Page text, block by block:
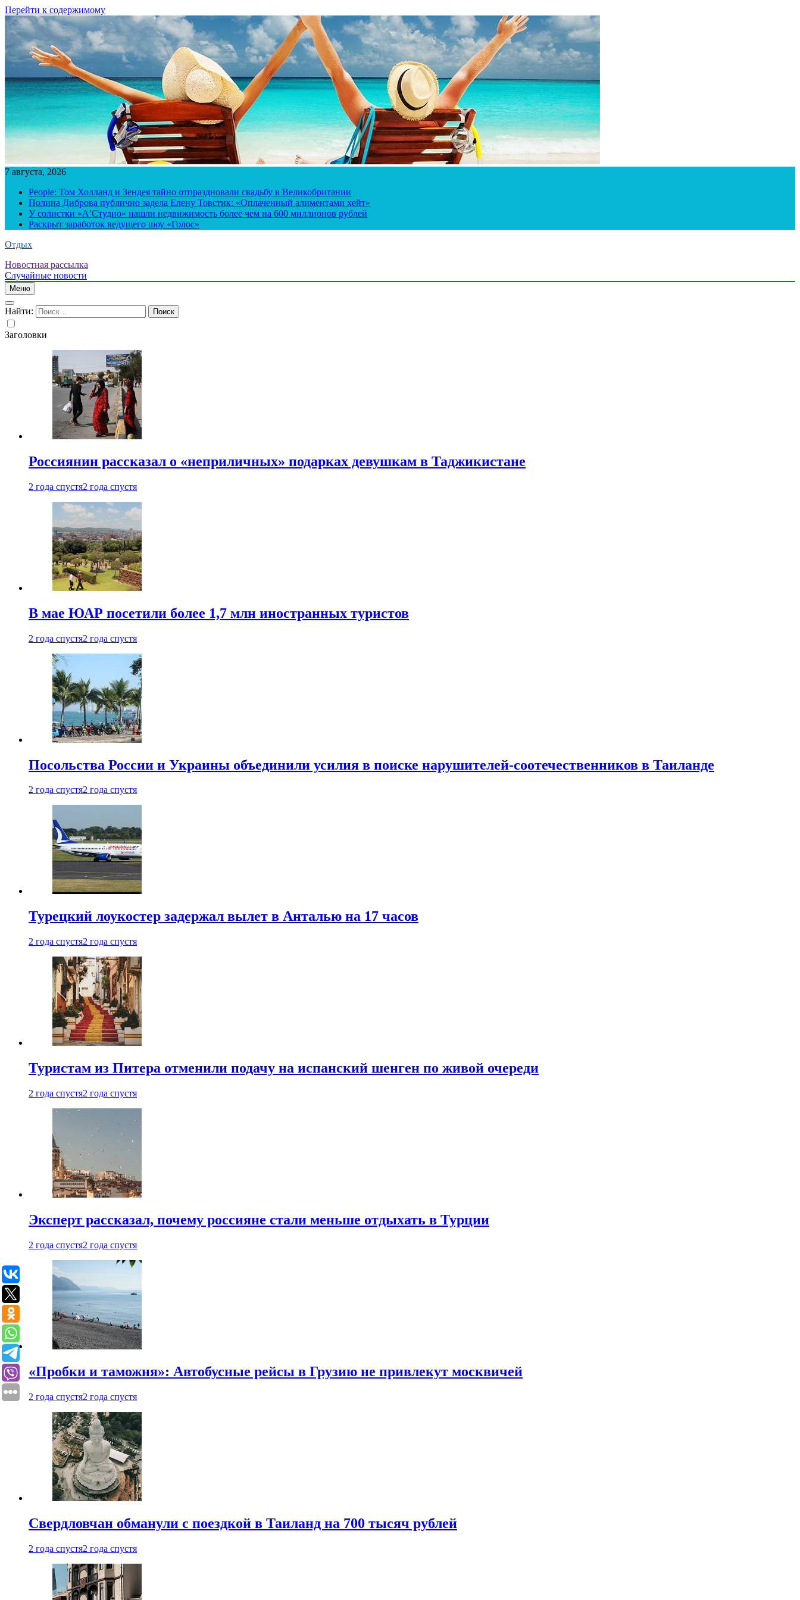
Перейти к содержимому
7 августа, 2026
People: Том Холланд и Зендея тайно отпраздновали свадьбу в Великобритании
Полина Диброва публично задела Елену Товстик: «Оплаченный алиментами хейт»
У солистки «А’Студио» нашли недвижимость более чем на 600 миллионов рублей
Раскрыт заработок ведущего шоу «Голос»
Отдых
Новостная рассылка
Случайные новости
Меню
Найти:
Заголовки
Россиянин рассказал о «неприличных» подарках девушкам в Таджикистане
2 года спустя2 года спустя
В мае ЮАР посетили более 1,7 млн иностранных туристов
2 года спустя2 года спустя
Посольства России и Украины объединили усилия в поиске нарушителей-соотечественников в Таиланде
2 года спустя2 года спустя
Турецкий лоукостер задержал вылет в Анталью на 17 часов
2 года спустя2 года спустя
Туристам из Питера отменили подачу на испанский шенген по живой очереди
2 года спустя2 года спустя
Эксперт рассказал, почему россияне стали меньше отдыхать в Турции
2 года спустя2 года спустя
«Пробки и таможня»: Автобусные рейсы в Грузию не привлекут москвичей
2 года спустя2 года спустя
Свердловчан обманули с поездкой в Таиланд на 700 тысяч рублей
2 года спустя2 года спустя